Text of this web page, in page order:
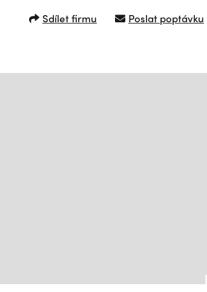
Sdílet firmu Poslat poptávku